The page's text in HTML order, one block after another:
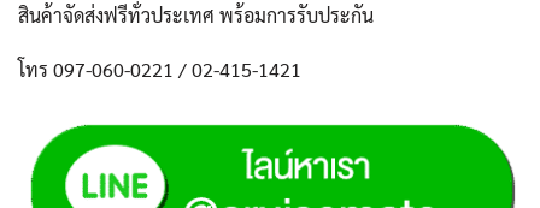
สินค้าจัดส่งฟรีทั่วประเทศ พร้อมการรับประกัน
โทร 097-060-0221 / 02-415-1421